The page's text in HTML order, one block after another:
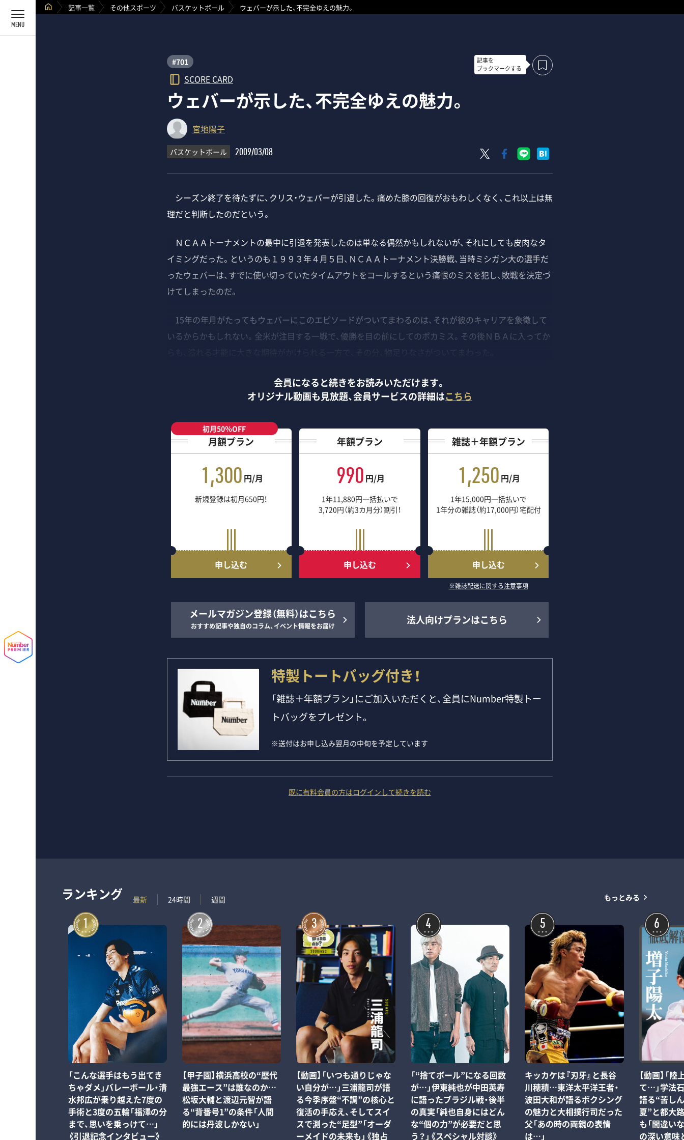
記事一覧 その他スポーツ バスケットボール ウェバーが示した、不完全ゆえの魅力。
#701
SCORE CARD
記事を
ブックマークする
ウェバーが示した、不完全ゆえの魅力。
宮地陽子
バスケットボール 2009/03/08
シーズン終了を待たずに、クリス・ウェバーが引退した。痛めた膝の回復がおもわしくなく、これ以上は無
理だと判断したのだという。
ＮＣＡＡトーナメントの最中に引退を発表したのは単なる偶然かもしれないが、それにしても皮肉なタ
イミングだった。というのも１９９３年４月５日、ＮＣＡＡトーナメント決勝戦、当時ミシガン大の選手だ
ったウェバーは、すでに使い切っていたタイムアウトをコールするという痛恨のミスを犯し、敗戦を決定づ
けてしまったのだ。
15年の年月がたってもウェバーにこのエピソードがついてまわるのは、それが彼のキャリアを象徴して
いるからかもしれない。全米が注目する一戦で、優勝を目の前にしてのポカミス。その後ＮＢＡに入ってか
会員になると続きをお読みいただけます。
オリジナル動画も見放題、会員サービスの詳細はこちら
初月50％OFF
月額プラン
1,300 円/月
新規登録は初月650円！
申し込む
年額プラン
990 円/月
1年11,880円一括払いで
3,720円（約3カ月分）割引！
申し込む
雑誌＋年額プラン
1,250 円/月
1年15,000円一括払いで
1年分の雑誌（約17,000円）宅配付
申し込む
※雑誌配送に関する注意事項
メールマガジン登録（無料）はこちら
おすすめ記事や独自のコラム、イベント情報をお届け 法人向けプランはこちら
特製トートバッグ付き！
「雑誌＋年額プラン」にご加入いただくと、全員にNumber特製トー
トバッグをプレゼント。
※送付はお申し込み翌月の中旬を予定しています
既に有料会員の方はログインして続きを読む
ランキング 最新 24時間 週間 もっとみる
1
「こんな選手はもう出てき
ちゃダメ」バレーボール・清
水邦広が乗り越えた7度の
手術と3度の五輪「福澤の分
まで、思いを乗っけて…」
《引退記念インタビュー》
2
【甲子園】横浜高校の“歴代
最強エース”は誰なのか…
松坂大輔と渡辺元智が語
る“背番号1”の条件「人間
的には丹波しかない」
3
【動画】「いつも通りじゃな
い自分が…」三浦龍司が語
る今季序盤“不調”の核心と
復活の手応え、そしてスイ
スで測った“足型”「オーダ
ーメイドの未来も」《独占
4
「“捨てボール”になる回数
が…」伊東純也が中田英寿
に語ったブラジル戦・後半
の真実「純也自身にはどん
な“個の力”が必要だと思
う？」《スペシャル対談》
5
キッカケは『刃牙』と長谷
川穂積…東洋太平洋王者・
波田大和が語るボクシング
の魅力と大相撲行司だった
父「あの時の両親の表情
は…」
6
【動画】「
て…」学法
語る“苦し
夏”と都大
も「間違い
の深い意味